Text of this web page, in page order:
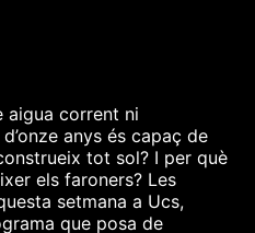
aigua corrent ni
anys és capaç de
tot sol? I per què
els faroners? Les
setmana a Ucs,
que posa de